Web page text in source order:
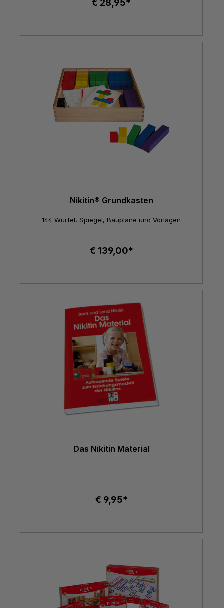
€ 28,95*
Nikitin® Grundkasten
144 Würfel, Spiegel, Baupläne und Vorlagen
€ 139,00*
Das Nikitin Material
€ 9,95*